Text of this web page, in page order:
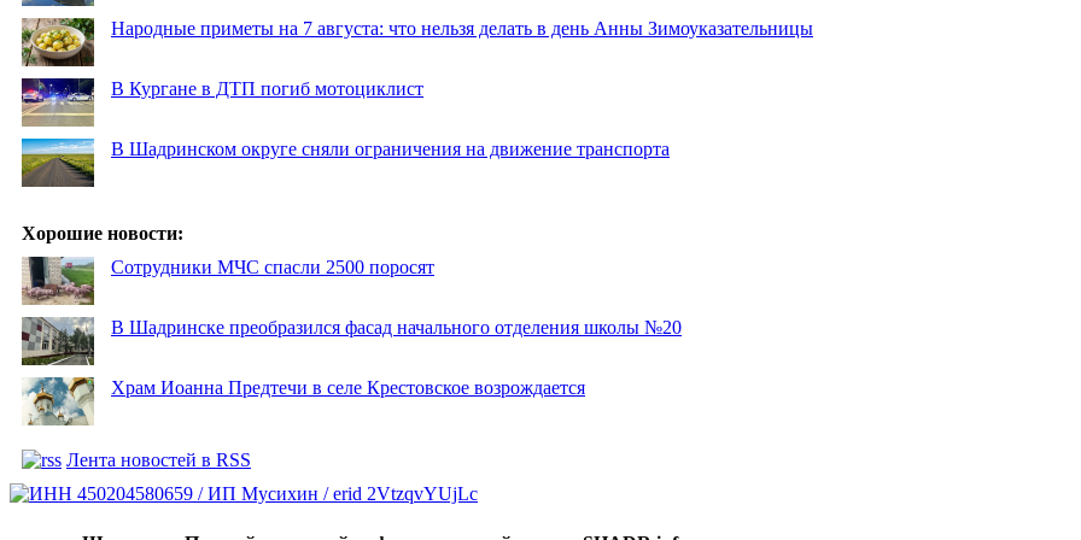
Народные приметы на 7 августа: что нельзя делать в день Анны Зимоуказательницы
В Кургане в ДТП погиб мотоциклист
В Шадринском округе сняли ограничения на движение транспорта
Хорошие новости:
Сотрудники МЧС спасли 2500 поросят
В Шадринске преобразился фасад начального отделения школы №20
Храм Иоанна Предтечи в селе Крестовское возрождается
Лента новостей в RSS